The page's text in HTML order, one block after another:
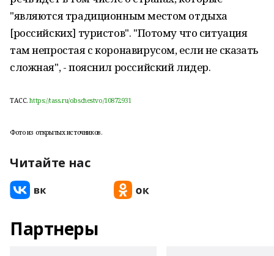
"являются традиционным местом отдыха
[российских] туристов". "Потому что ситуация
там непростая с коронавирусом, если не сказать
сложная", - пояснил российский лидер.
ТАСС.https://tass.ru/obschestvo/10872931
Фото из открытых источников.
Читайте нас
Партнеры